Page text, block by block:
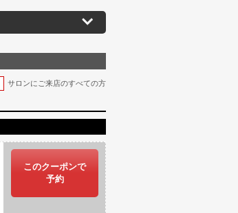
サロンにご来店のすべての方
このクーポンで
予約